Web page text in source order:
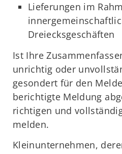
Lieferungen im
Dreiecksgeschäften
Ist Ihre
unrichtig oder
gesondert für den
berichtigte Meldung
richtigen und
melden.
Kleinunternehmen,